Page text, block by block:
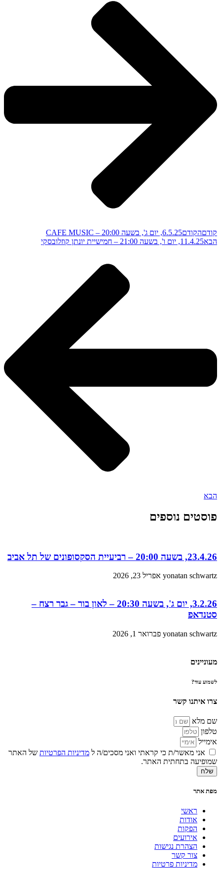
קודםהקודם6.5.25, יום ג', בשעה 20:00 – CAFE MUSIC
הבא11.4.25, יום ו', בשעה 21:00 – חמישיית יונתן קוזלובסקי
הבא
פוסטים נוספים
23.4.26, בשעה 20:00 – רביעיית הסקסופונים של תל אביב
yonatan schwartz אפריל 23, 2026
3.2.26, יום ג', בשעה 20:30 – לאון בור – גבר רצח –
סטנדאפ
yonatan schwartz פברואר 1, 2026
מעוניינים
לשמוע עוד?
צרו איתנו קשר
שם מלא
טלפון
אימייל
אני מאשר/ת כי קראתי ואני מסכים/ה ל מדיניות הפרטיות של האתר
שמופיעה בתחתית האתר.
שלח
מפת אתר
ראשי
אודות
הפקות
אירועים
הצהרת נגישות
צור קשר
מדיניות פרטיות